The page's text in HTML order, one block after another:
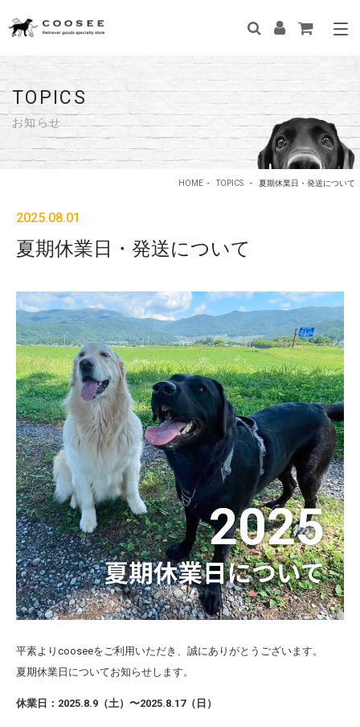
TOPICS
お知らせ
HOME - TOPICS - 夏期休業日・発送について
2025.08.01
夏期休業日・発送について
平素よりcooseeをご利用いただき、誠にありがとうございます。
夏期休業日についてお知らせします。
休業日：2025.8.9（土）〜2025.8.17（日）